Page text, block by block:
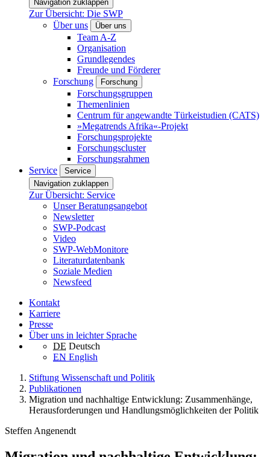
Navigation zuklappen
Zur Übersicht: Die SWP
Über uns
Über uns
Team A-Z
Organisation
Grundlegendes
Freunde und Förderer
Forschung
Forschung
Forschungsgruppen
Themenlinien
Centrum für angewandte Türkeistudien (CATS)
»Megatrends Afrika«-Projekt
Forschungsprojekte
Forschungscluster
Forschungsrahmen
Service
Service
Navigation zuklappen
Zur Übersicht: Service
Unser Beratungsangebot
Newsletter
SWP-Podcast
Video
SWP-WebMonitore
Literaturdatenbank
Soziale Medien
Newsfeed
Kontakt
Karriere
Presse
Über uns in leichter Sprache
DE Deutsch
EN English
Stiftung Wissenschaft und Politik
Publikationen
Migration und nachhaltige Entwicklung: Zusammenhänge,
Herausforderungen und Handlungsmöglichkeiten der Politik
Steffen Angenendt